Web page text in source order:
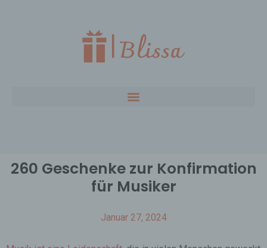
260 Geschenke zur Konfirmation
für Musiker
Januar 27, 2024